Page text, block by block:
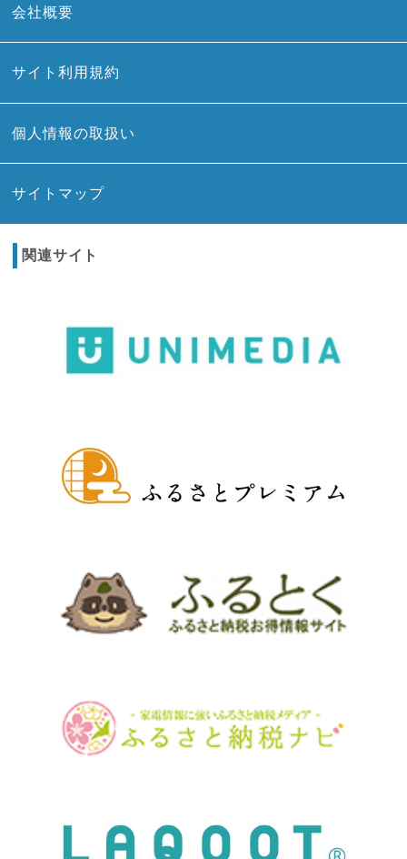
会社概要
サイト利用規約
個人情報の取扱い
サイトマップ
関連サイト